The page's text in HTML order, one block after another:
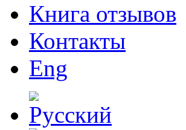
Книга отзывов
Контакты
Eng